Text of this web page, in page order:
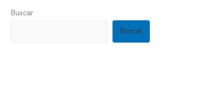
Buscar
Buscar